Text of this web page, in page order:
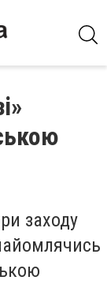
заходу